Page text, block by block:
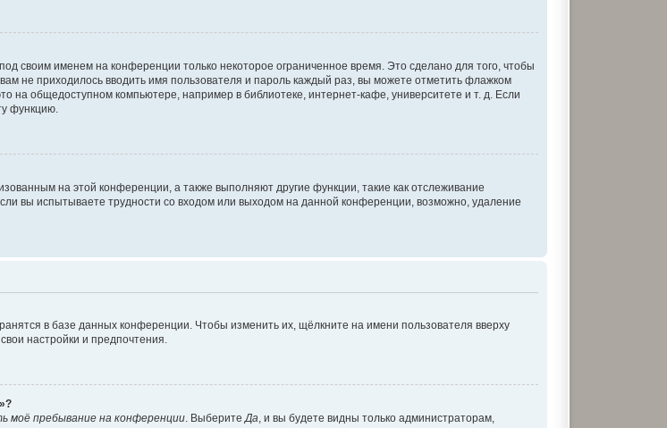
под своим именем на конференции только некоторое ограниченное время. Это сделано для того, чтобы
не приходилось вводить имя пользователя и пароль каждый раз, вы можете отметить флажком
на общедоступном компьютере, например в библиотеке, интернет-кафе, университете и т. д. Если
функцию.
на этой конференции, а также выполняют другие функции, такие как отслеживание
вы испытываете трудности со входом или выходом на данной конференции, возможно, удаление
в базе данных конференции. Чтобы изменить их, щёлкните на имени пользователя вверху
настройки и предпочтения.
моё пребывание на конференции . ВыберитеДа , и вы будете видны только администраторам,